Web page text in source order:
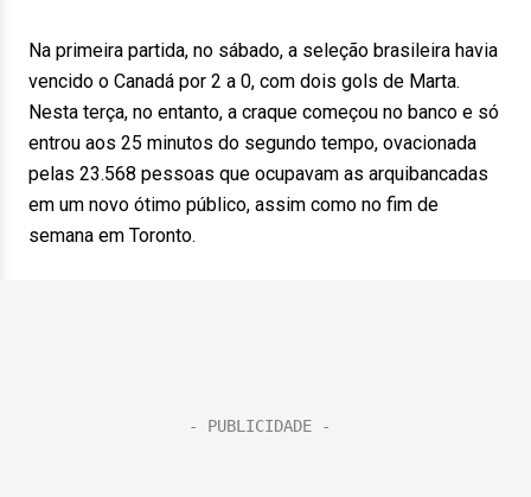
Na primeira partida, no sábado, a seleção brasileira havia
vencido o Canadá por 2 a 0, com dois gols de Marta.
Nesta terça, no entanto, a craque começou no banco e só
entrou aos 25 minutos do segundo tempo, ovacionada
pelas 23.568 pessoas que ocupavam as arquibancadas
em um novo ótimo público, assim como no fim de
semana em Toronto.